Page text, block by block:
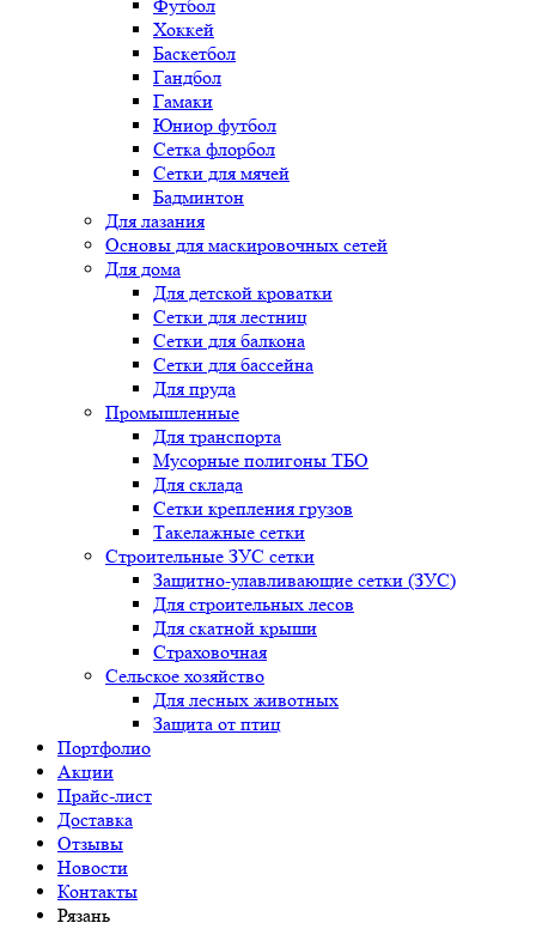
Футбол
Хоккей
Баскетбол
Гандбол
Гамаки
Юниор футбол
Сетка флорбол
Сетки для мячей
Бадминтон
Для лазания
Основы для маскировочных сетей
Для дома
Для детской кроватки
Сетки для лестниц
Сетки для балкона
Сетки для бассейна
Для пруда
Промышленные
Для транспорта
Мусорные полигоны ТБО
Для склада
Сетки крепления грузов
Такелажные сетки
Строительные ЗУС сетки
Защитно-улавливающие сетки (ЗУС)
Для строительных лесов
Для скатной крыши
Страховочная
Сельское хозяйство
Для лесных животных
Защита от птиц
Портфолио
Акции
Прайс-лист
Доставка
Отзывы
Новости
Контакты
Рязань